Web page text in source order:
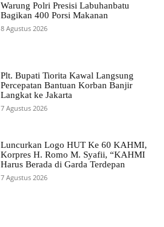
Warung Polri Presisi Labuhanbatu
Bagikan 400 Porsi Makanan
8 Agustus 2026
Plt. Bupati Tiorita Kawal Langsung
Percepatan Bantuan Korban Banjir
Langkat ke Jakarta
7 Agustus 2026
Luncurkan Logo HUT Ke 60 KAHMI,
Korpres H. Romo M. Syafii, “KAHMI
Harus Berada di Garda Terdepan
7 Agustus 2026